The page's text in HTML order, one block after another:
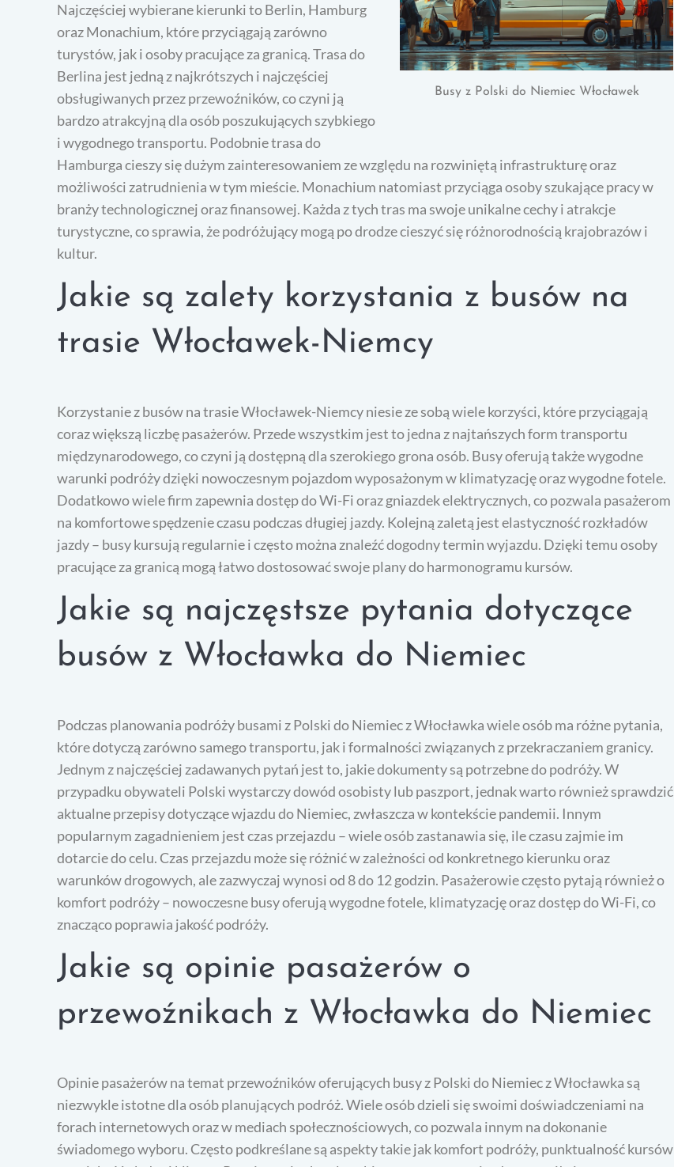
Busy z Polski do Niemiec Włocławek
Najczęściej wybierane kierunki to Berlin, Hamburg
oraz Monachium, które przyciągają zarówno
turystów, jak i osoby pracujące za granicą. Trasa do
Berlina jest jedną z najkrótszych i najczęściej
obsługiwanych przez przewoźników, co czyni ją
bardzo atrakcyjną dla osób poszukujących szybkiego
i wygodnego transportu. Podobnie trasa do
Hamburga cieszy się dużym zainteresowaniem ze względu na rozwiniętą infrastrukturę oraz
możliwości zatrudnienia w tym mieście. Monachium natomiast przyciąga osoby szukające pracy w
branży technologicznej oraz finansowej. Każda z tych tras ma swoje unikalne cechy i atrakcje
turystyczne, co sprawia, że podróżujący mogą po drodze cieszyć się różnorodnością krajobrazów i
kultur.
Jakie są zalety korzystania z busów na
trasie Włocławek-Niemcy
Korzystanie z busów na trasie Włocławek-Niemcy niesie ze sobą wiele korzyści, które przyciągają
coraz większą liczbę pasażerów. Przede wszystkim jest to jedna z najtańszych form transportu
międzynarodowego, co czyni ją dostępną dla szerokiego grona osób. Busy oferują także wygodne
warunki podróży dzięki nowoczesnym pojazdom wyposażonym w klimatyzację oraz wygodne fotele.
Dodatkowo wiele firm zapewnia dostęp do Wi-Fi oraz gniazdek elektrycznych, co pozwala pasażerom
na komfortowe spędzenie czasu podczas długiej jazdy. Kolejną zaletą jest elastyczność rozkładów
jazdy – busy kursują regularnie i często można znaleźć dogodny termin wyjazdu. Dzięki temu osoby
pracujące za granicą mogą łatwo dostosować swoje plany do harmonogramu kursów.
Jakie są najczęstsze pytania dotyczące
busów z Włocławka do Niemiec
Podczas planowania podróży busami z Polski do Niemiec z Włocławka wiele osób ma różne pytania,
które dotyczą zarówno samego transportu, jak i formalności związanych z przekraczaniem granicy.
Jednym z najczęściej zadawanych pytań jest to, jakie dokumenty są potrzebne do podróży. W
przypadku obywateli Polski wystarczy dowód osobisty lub paszport, jednak warto również sprawdzić
aktualne przepisy dotyczące wjazdu do Niemiec, zwłaszcza w kontekście pandemii. Innym
popularnym zagadnieniem jest czas przejazdu – wiele osób zastanawia się, ile czasu zajmie im
dotarcie do celu. Czas przejazdu może się różnić w zależności od konkretnego kierunku oraz
warunków drogowych, ale zazwyczaj wynosi od 8 do 12 godzin. Pasażerowie często pytają również o
komfort podróży – nowoczesne busy oferują wygodne fotele, klimatyzację oraz dostęp do Wi-Fi, co
znacząco poprawia jakość podróży.
Jakie są opinie pasażerów o
przewoźnikach z Włocławka do Niemiec
Opinie pasażerów na temat przewoźników oferujących busy z Polski do Niemiec z Włocławka są
niezwykle istotne dla osób planujących podróż. Wiele osób dzieli się swoimi doświadczeniami na
forach internetowych oraz w mediach społecznościowych, co pozwala innym na dokonanie
świadomego wyboru. Często podkreślane są aspekty takie jak komfort podróży, punktualność kursów